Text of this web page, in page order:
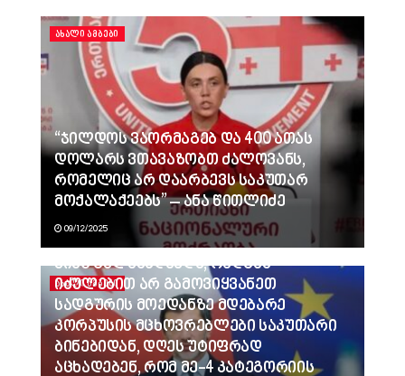
ᲐᲮᲐᲚᲘ ᲐᲛᲑᲔᲑᲘ
“ჯილდოს ვაორმაგებ და 400 ათას
დოლარს ვთავაზობთ ძალოვანს,
რომელიც არ დაარბევს საკუთარ
მოქალაქეებს” – ანა წითლიძე
09/12/2025
ᲐᲮᲐᲚᲘ ᲐᲛᲑᲔᲑᲘ
ვინც გვლანძღავდა, რადგან
იძულებით არ გამოვიყვანეთ
სადგურის მოედანზე მდებარე
კორპუსის მცხოვრებლები საკუთარი
ბინებიდან, დღეს უტიფრად
აცხადებენ, რომ მე-4 კატეგორიის